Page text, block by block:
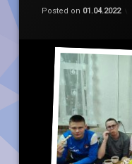
Posted on 01.04.2022